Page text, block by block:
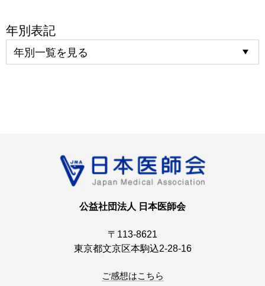
年別表記
公益社団法人 日本医師会
〒113-8621
東京都文京区本駒込2-28-16
ご感想はこちら